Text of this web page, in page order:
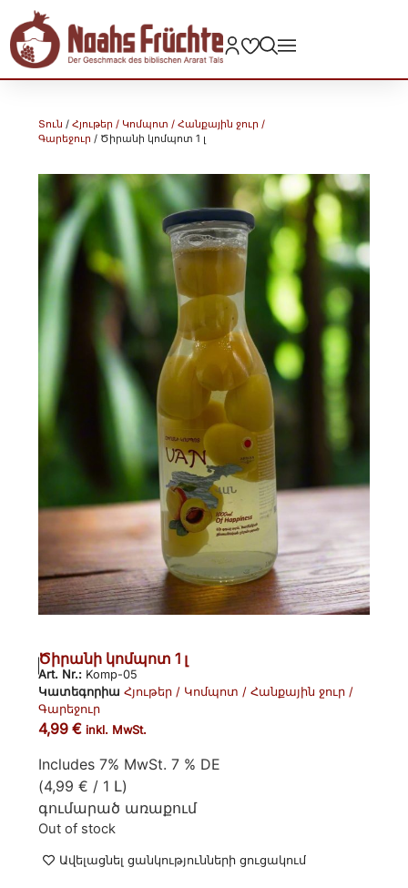
Տուն /Հյութեր / Կոմպոտ / Հանքային ջուր /
Գարեջուր / Ծիրանի կոմպոտ 1 լ
Ծիրանի կոմպոտ 1 լ
Art. Nr.: Komp-05
Կատեգորիա Հյութեր / Կոմպոտ / Հանքային ջուր /
Գարեջուր
4,99€ inkl. MwSt.
Includes 7% MwSt. 7 % DE
(4,99€ / 1 Լ)
գումարած առաքում
Out of stock
Ավելացնել ցանկությունների ցուցակում